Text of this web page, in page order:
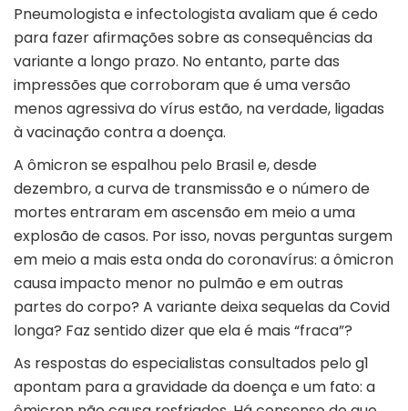
Pneumologista e infectologista avaliam que é cedo
para fazer afirmações sobre as consequências da
variante a longo prazo. No entanto, parte das
impressões que corroboram que é uma versão
menos agressiva do vírus estão, na verdade, ligadas
à vacinação contra a doença.
A ômicron se espalhou pelo Brasil e, desde
dezembro, a curva de transmissão e o número de
mortes entraram em ascensão em meio a uma
explosão de casos. Por isso, novas perguntas surgem
em meio a mais esta onda do coronavírus: a ômicron
causa impacto menor no pulmão e em outras
partes do corpo? A variante deixa sequelas da Covid
longa? Faz sentido dizer que ela é mais “fraca”?
As respostas do especialistas consultados pelo g1
apontam para a gravidade da doença e um fato: a